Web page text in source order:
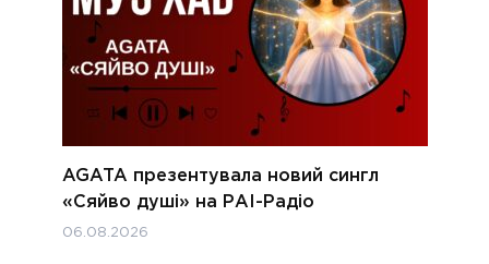
AGATA презентувала новий сингл
«Сяйво душі» на РАІ-Радіо
06.08.2026